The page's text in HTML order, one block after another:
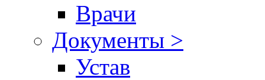
Врачи
Документы >
Устав